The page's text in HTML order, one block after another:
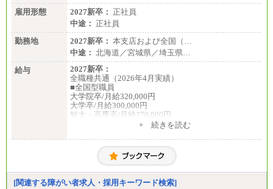
雇用形態
2027新卒： 正社員
中途： 正社員
勤務地
2027新卒： 本支店および全国（…
中途： 北海道／宮城県／埼玉県…
給与
2027新卒：
全職種共通（2026年4月実績）
■全国型職員
大学院卒/月給320,000円
大学卒/月給300,000円
短大・高専卒/月給270,000円
大学院卒/月給256,000円～288,000円
大学卒/月給240,000円～270,000円
短大・高専卒/月給216,000円～243,000円
■特定職員※
+ 続きを読む
[関連する障がい者求人・採用キーワード検索]